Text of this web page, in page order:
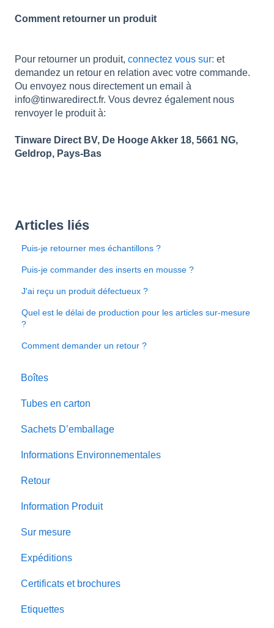
Comment retourner un produit
Pour retourner un produit, connectez vous sur: et
demandez un retour en relation avec votre commande.
Ou envoyez nous directement un email à
info@tinwaredirect.fr. Vous devrez également nous
renvoyer le produit à:
Tinware Direct BV, De Hooge Akker 18, 5661 NG,
Geldrop, Pays-Bas
Articles liés
Puis-je retourner mes échantillons ?
Puis-je commander des inserts en mousse ?
J'ai reçu un produit défectueux ?
Quel est le délai de production pour les articles sur-mesure
?
Comment demander un retour ?
Boîtes
Tubes en carton
Sachets D’emballage
Informations Environnementales
Retour
Information Produit
Sur mesure
Expéditions
Certificats et brochures
Etiquettes